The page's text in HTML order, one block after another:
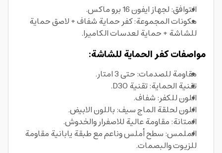
التوافق: لجهاز ايفون 16 برو ماكس.
مكونات المجموعة: كفر حماية شفاف + لاصق حماية
للشاشة + حماية لعدسات الكاميرا.
مواصفات كفر الحماية للشاشة:
مقاومة للصدمات: حتى 3 امتار.
تقنية الحماية: تقنية D3O.
اللون للكفر: شفاف.
اللون لحلقة الماج سيف: باللون الابيض.
المتانة: مقاومة عالية للاصفرار والخدوش.
الملمس: سطح أملس وناعم مع طبقة يابانية مقاومة
للزيوت والبصمات.